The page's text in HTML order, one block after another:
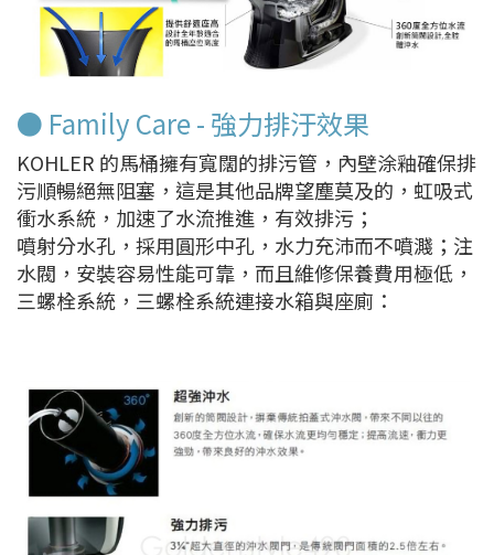
● Family Care - 強力排汙效果
KOHLER 的馬桶擁有寬闊的排污管，內壁涂釉確保排
污順暢絕無阻塞，這是其他品牌望塵莫及的，虹吸式
衝水系統，加速了水流推進，有效排污；
噴射分水孔，採用圓形中孔，水力充沛而不噴濺；注
水閥，安裝容易性能可靠，而且維修保養費用極低，
三螺栓系統，三螺栓系統連接水箱與座廁：